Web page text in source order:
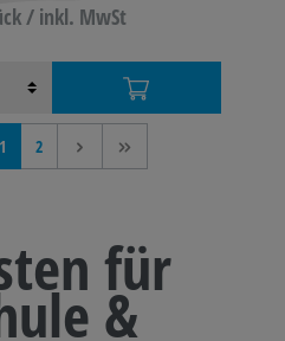
/ inkl. MwSt
1 2 > >>
für
&